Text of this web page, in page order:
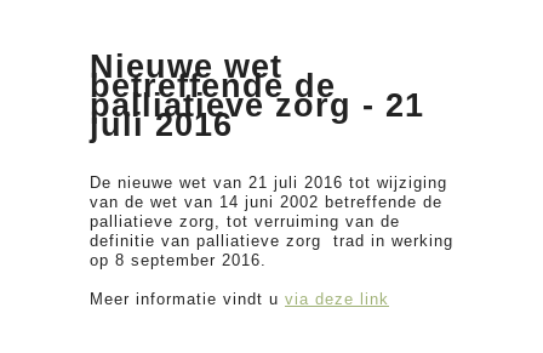
Nieuwe wet
betreffende de
palliatieve zorg - 21
juli 2016
De nieuwe wet van 21 juli 2016 tot wijziging
van de wet van 14 juni 2002 betreffende de
palliatieve zorg, tot verruiming van de
definitie van palliatieve zorg trad in werking
op 8 september 2016.
Meer informatie vindt u via deze link